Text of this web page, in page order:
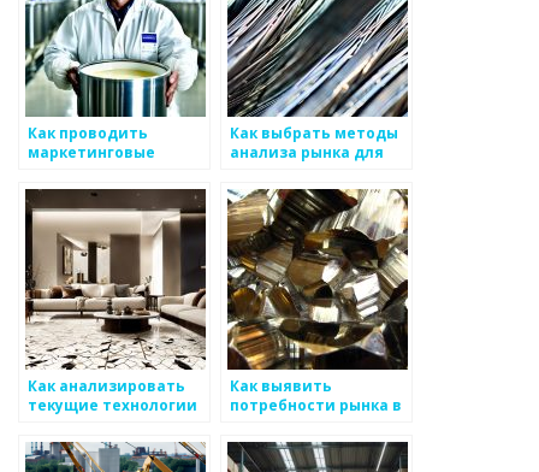
Как проводить
маркетинговые
металлургии
Как выбрать методы
анализа рынка для
Как анализировать
текущие технологии
производства
металоизделий
Как выявить
потребности рынка в